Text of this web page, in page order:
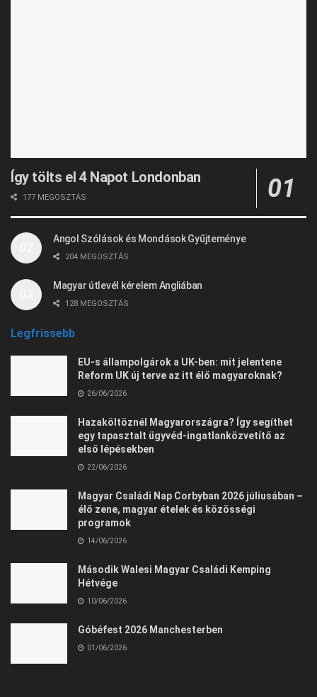
Így tölts el 4 Napot Londonban
177 MEGOSZTÁS
Angol Szólások és Mondások Gyűjteménye
204 MEGOSZTÁS
Magyar útlevél kérelem Angliában
128 MEGOSZTÁS
Legfrissebb
EU-s állampolgárok a UK-ben: mit jelentene
Reform UK új terve az itt élő magyaroknak?
26/06/2026
Hazaköltöznél Magyarországra? Így segíthet
egy tapasztalt ügyvéd-ingatlanközvetítő az
első lépésekben
22/06/2026
Magyar Családi Nap Corbyban 2026 júliusában –
élő zene, magyar ételek és közösségi
programok
14/06/2026
Második Walesi Magyar Családi Kemping
Hétvége
10/06/2026
Góbéfest 2026 Manchesterben
01/06/2026